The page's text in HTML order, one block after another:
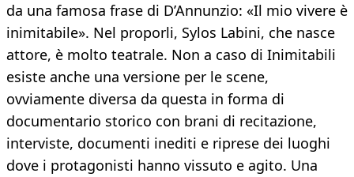
da una famosa frase di D’Annunzio: «Il mio vivere è
inimitabile». Nel proporli, Sylos Labini, che nasce
attore, è molto teatrale. Non a caso di Inimitabili
esiste anche una versione per le scene,
ovviamente diversa da questa in forma di
documentario storico con brani di recitazione,
interviste, documenti inediti e riprese dei luoghi
dove i protagonisti hanno vissuto e agito. Una